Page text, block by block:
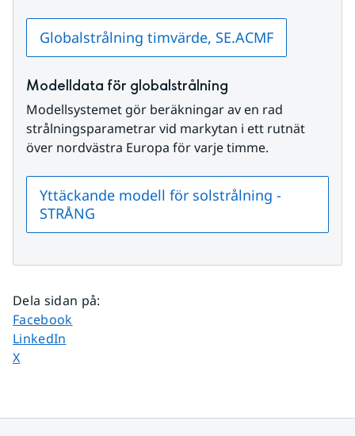
Globalstrålning timvärde, SE.ACMF
Modelldata för globalstrålning
Modellsystemet gör beräkningar av en rad
strålningsparametrar vid markytan i ett rutnät
över nordvästra Europa för varje timme.
Yttäckande modell för solstrålning -
STRÅNG
Dela sidan på:
Dela sidan på
Facebook
Dela sidan på
LinkedIn
Dela sidan på
X